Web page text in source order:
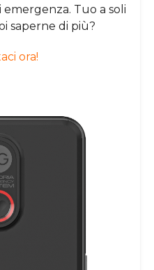
Tuo a soli
saperne di più?
ora!